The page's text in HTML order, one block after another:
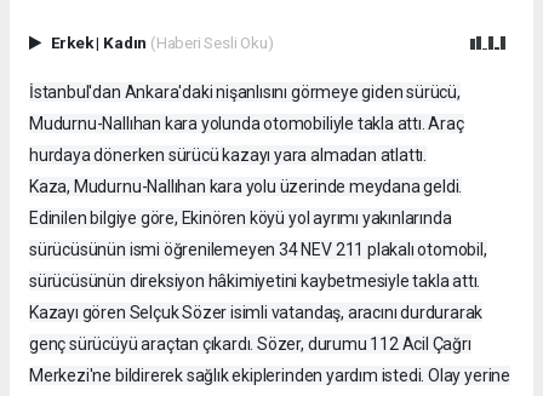
Erkek| Kadın (Haberi Sesli Oku)
İstanbul'dan Ankara'daki nişanlısını görmeye giden sürücü,
Mudurnu-Nallıhan kara yolunda otomobiliyle takla attı. Araç
hurdaya dönerken sürücü kazayı yara almadan atlattı.
Kaza, Mudurnu-Nallıhan kara yolu üzerinde meydana geldi.
Edinilen bilgiye göre, Ekinören köyü yol ayrımı yakınlarında
sürücüsünün ismi öğrenilemeyen 34 NEV 211 plakalı otomobil,
sürücüsünün direksiyon hâkimiyetini kaybetmesiyle takla attı.
Kazayı gören Selçuk Sözer isimli vatandaş, aracını durdurarak
genç sürücüyü araçtan çıkardı. Sözer, durumu 112 Acil Çağrı
Merkezi'ne bildirerek sağlık ekiplerinden yardım istedi. Olay yerine